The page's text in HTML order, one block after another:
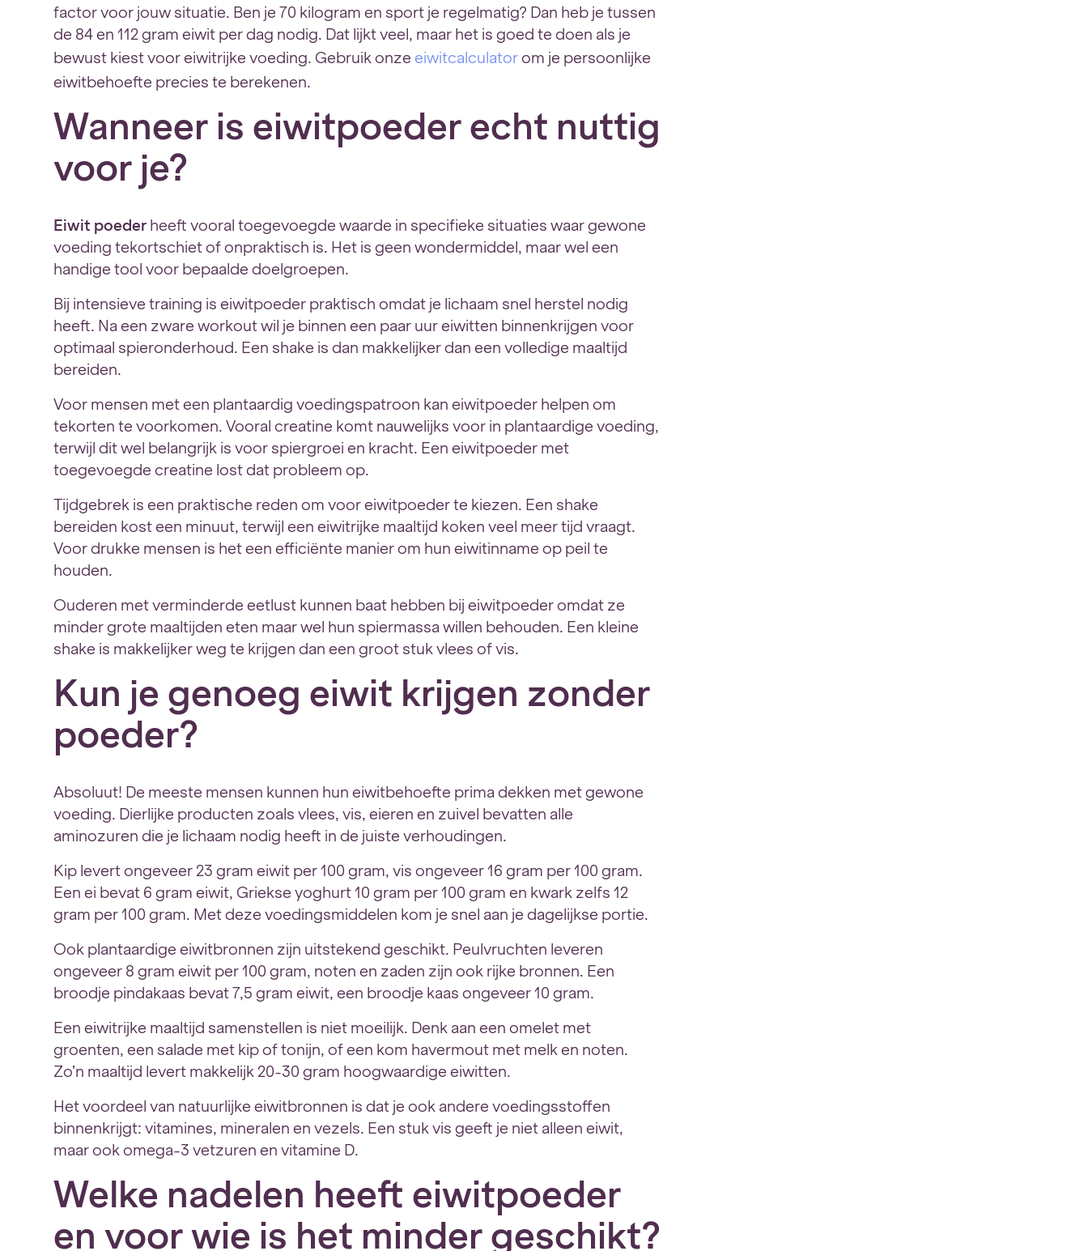
factor voor jouw situatie. Ben je 70 kilogram en sport je regelmatig? Dan heb je tussen
de 84 en 112 gram eiwit per dag nodig. Dat lijkt veel, maar het is goed te doen als je
bewust kiest voor eiwitrijke voeding. Gebruik onze eiwitcalculatorom je persoonlijke
eiwitbehoefte precies te berekenen.
Wanneer is eiwitpoeder echt nuttig
voor je?
Eiwit poeder heeft vooral toegevoegde waarde in specifieke situaties waar gewone
voeding tekortschiet of onpraktisch is. Het is geen wondermiddel, maar wel een
handige tool voor bepaalde doelgroepen.
Bij intensieve training is eiwitpoeder praktisch omdat je lichaam snel herstel nodig
heeft. Na een zware workout wil je binnen een paar uur eiwitten binnenkrijgen voor
optimaal spieronderhoud. Een shake is dan makkelijker dan een volledige maaltijd
bereiden.
Voor mensen met een plantaardig voedingspatroon kan eiwitpoeder helpen om
tekorten te voorkomen. Vooral creatine komt nauwelijks voor in plantaardige voeding,
terwijl dit wel belangrijk is voor spiergroei en kracht. Een eiwitpoeder met
toegevoegde creatine lost dat probleem op.
Tijdgebrek is een praktische reden om voor eiwitpoeder te kiezen. Een shake
bereiden kost een minuut, terwijl een eiwitrijke maaltijd koken veel meer tijd vraagt.
Voor drukke mensen is het een efficiënte manier om hun eiwitinname op peil te
houden.
Ouderen met verminderde eetlust kunnen baat hebben bij eiwitpoeder omdat ze
minder grote maaltijden eten maar wel hun spiermassa willen behouden. Een kleine
shake is makkelijker weg te krijgen dan een groot stuk vlees of vis.
Kun je genoeg eiwit krijgen zonder
poeder?
Absoluut! De meeste mensen kunnen hun eiwitbehoefte prima dekken met gewone
voeding. Dierlijke producten zoals vlees, vis, eieren en zuivel bevatten alle
aminozuren die je lichaam nodig heeft in de juiste verhoudingen.
Kip levert ongeveer 23 gram eiwit per 100 gram, vis ongeveer 16 gram per 100 gram.
Een ei bevat 6 gram eiwit, Griekse yoghurt 10 gram per 100 gram en kwark zelfs 12
gram per 100 gram. Met deze voedingsmiddelen kom je snel aan je dagelijkse portie.
Ook plantaardige eiwitbronnen zijn uitstekend geschikt. Peulvruchten leveren
ongeveer 8 gram eiwit per 100 gram, noten en zaden zijn ook rijke bronnen. Een
broodje pindakaas bevat 7,5 gram eiwit, een broodje kaas ongeveer 10 gram.
Een eiwitrijke maaltijd samenstellen is niet moeilijk. Denk aan een omelet met
groenten, een salade met kip of tonijn, of een kom havermout met melk en noten.
Zo’n maaltijd levert makkelijk 20-30 gram hoogwaardige eiwitten.
Het voordeel van natuurlijke eiwitbronnen is dat je ook andere voedingsstoffen
binnenkrijgt: vitamines, mineralen en vezels. Een stuk vis geeft je niet alleen eiwit,
maar ook omega-3 vetzuren en vitamine D.
Welke nadelen heeft eiwitpoeder
en voor wie is het minder geschikt?